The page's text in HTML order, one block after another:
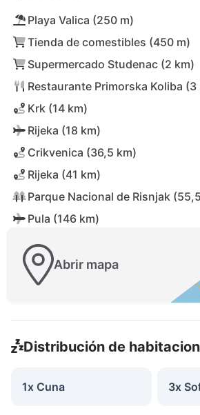
Playa Valica (250 m)
Tienda de comestibles (450 m)
Supermercado Studenac (2 km)
Restaurante Primorska Koliba (3
Krk (14 km)
Rijeka (18 km)
Crikvenica (36,5 km)
Rijeka (41 km)
Parque Nacional de Risnjak
Pula (146 km)
Abrir mapa
Distribución de
1x Cuna 3x